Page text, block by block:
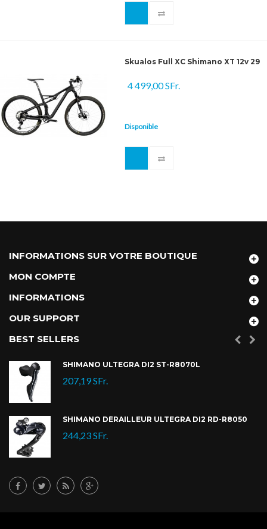
Skualos Full XC Shimano XT 12v 29
4 499,00 SFr.
Disponible
INFORMATIONS SUR VOTRE BOUTIQUE
MON COMPTE
INFORMATIONS
OUR SUPPORT
BEST SELLERS
SHIMANO ULTEGRA DI2 ST-R8070L
207,19 SFr.
SHIMANO DÉRAILLEUR ULTEGRA DI2 RD-R8050
244,23 SFr.